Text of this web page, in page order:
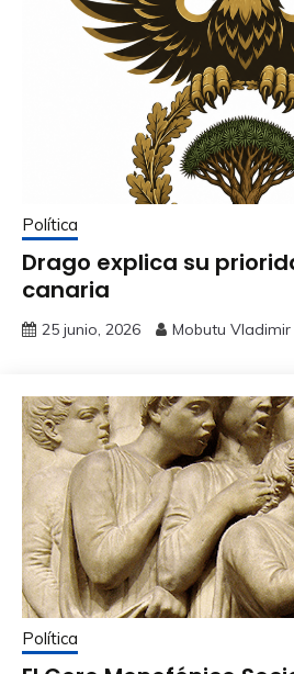
Política
Drago explica su
canaria
25 junio, 2026 Mobutu Vladimir
Política